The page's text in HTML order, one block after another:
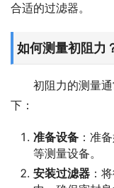
合适的过滤器。
如何测量初阻力
初阻力的测量
下：
准备设备 ：准
等测量设备。
安装过滤器 ：